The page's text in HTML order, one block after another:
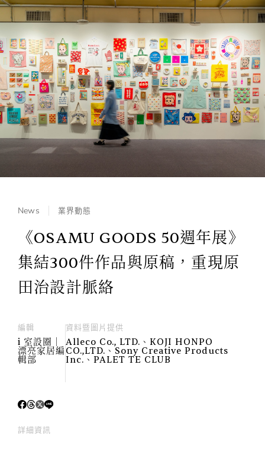
News 業界動態
《OSAMU GOODS 50週年展》
集結300件作品與原稿，重現原
田治設計脈絡
編輯
i 室設圈│
漂亮家居編
輯部
資料暨圖片提供
Alleco Co., LTD.、KOJI HONPO
CO.,LTD.、Sony Creative Products
Inc.、PALET TE CLUB
詳細資訊